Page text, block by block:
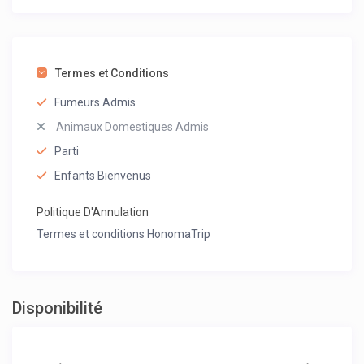
Termes et Conditions
Fumeurs Admis
Animaux Domestiques Admis
Parti
Enfants Bienvenus
Politique D'Annulation
Termes et conditions HonomaTrip
Disponibilité